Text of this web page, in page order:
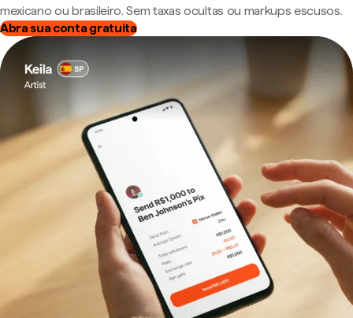
mexicano ou brasileiro. Sem taxas ocultas ou markups escusos.
Abra sua conta gratuita